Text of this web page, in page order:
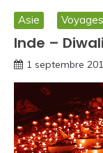
Asie Voyages
Inde –
1 septembre